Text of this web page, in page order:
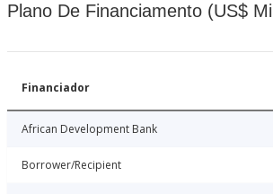
Plano De Financiamento (US$
Financiador
African Development Bank
Borrower/Recipient